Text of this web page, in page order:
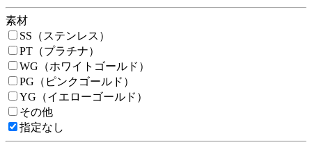
素材
SS（ステンレス）
PT（プラチナ）
WG（ホワイトゴールド）
PG（ピンクゴールド）
YG（イエローゴールド）
その他
指定なし